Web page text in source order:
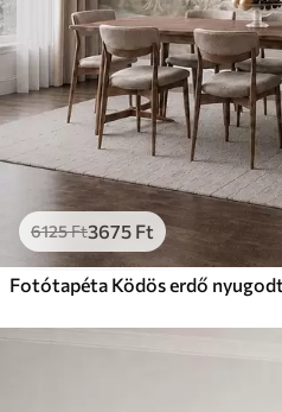
6125Ft3675 Ft